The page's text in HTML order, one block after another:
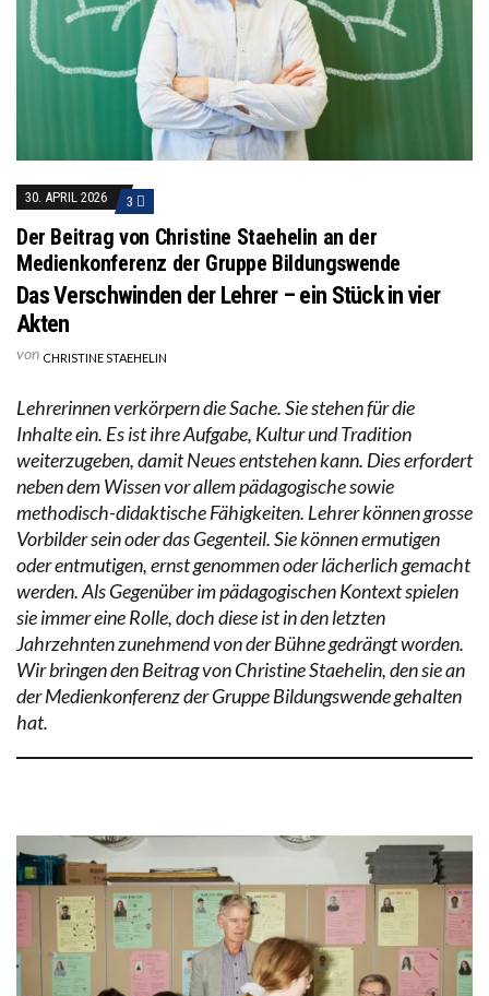
30. APRIL 2026 3
Der Beitrag von Christine Staehelin an der
Medienkonferenz der Gruppe Bildungswende
Das Verschwinden der Lehrer – ein Stück in vier
Akten
von CHRISTINE STAEHELIN
Lehrerinnen verkörpern die Sache. Sie stehen für die
Inhalte ein. Es ist ihre Aufgabe, Kultur und Tradition
weiterzugeben, damit Neues entstehen kann. Dies erfordert
neben dem Wissen vor allem pädagogische sowie
methodisch-didaktische Fähigkeiten. Lehrer können grosse
Vorbilder sein oder das Gegenteil. Sie können ermutigen
oder entmutigen, ernst genommen oder lächerlich gemacht
werden. Als Gegenüber im pädagogischen Kontext spielen
sie immer eine Rolle, doch diese ist in den letzten
Jahrzehnten zunehmend von der Bühne gedrängt worden.
Wir bringen den Beitrag von Christine Staehelin, den sie an
der Medienkonferenz der Gruppe Bildungswende gehalten
hat.